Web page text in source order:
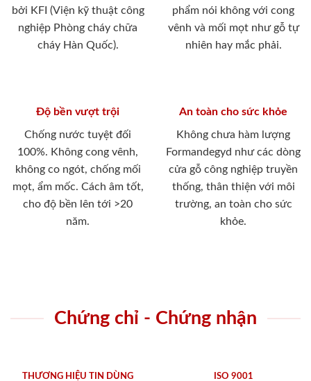
bởi KFI (Viện kỹ thuật công
nghiệp Phòng cháy chữa
cháy Hàn Quốc).
phẩm nói không với cong
vênh và mối mọt như gỗ tự
nhiên hay mắc phải.
Độ bền vượt trội
Chống nước tuyệt đối
100%. Không cong vênh,
không co ngót, chống mối
mọt, ẩm mốc. Cách âm tốt,
cho độ bền lên tới >20
năm.
An toàn cho sức khỏe
Không chưa hàm lượng
Formandegyd như các dòng
cửa gỗ công nghiệp truyền
thống, thân thiện với môi
trường, an toàn cho sức
khỏe.
Chứng chỉ - Chứng nhận
THƯƠNG HIỆU TIN DÙNG
ISO 9001